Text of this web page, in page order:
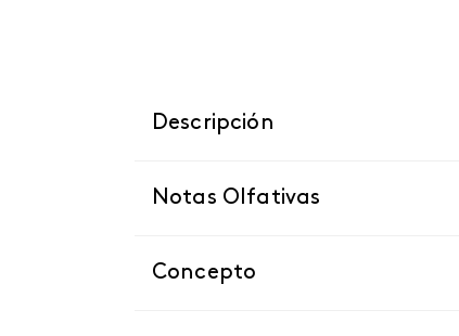
Descripción
Notas Olfativas
Concepto